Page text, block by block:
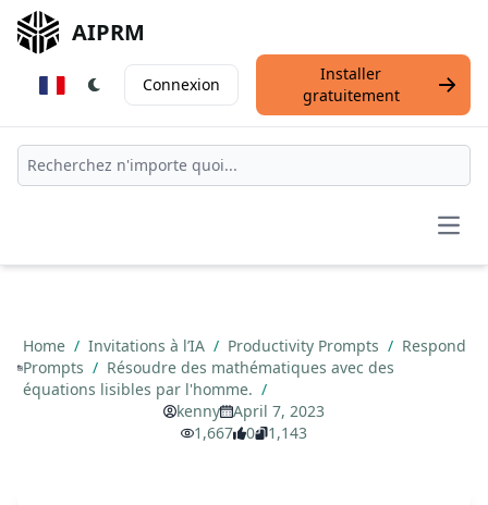
AIPRM
Connexion
Installer
gratuitement
Home / Invitations à l’IA / Productivity Prompts / Respond
Prompts / Résoudre des mathématiques avec des
équations lisibles par l'homme. /
kenny
April 7, 2023
1,667
0 1,143